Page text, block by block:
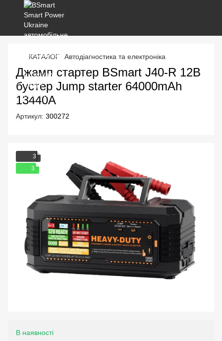
КАТАЛОГ Автодіагностика та електроніка
Джамп стартер BSmart J40-R 12В
бустер Jump starter 64000mAh
13440А
Артикул: 300272
3
3
В наявності